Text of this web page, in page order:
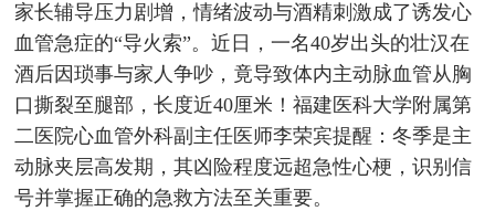
家长辅导压力剧增，情绪波动与酒精刺激成了诱发心
血管急症的“导火索”。近日，一名40岁出头的壮汉在
酒后因琐事与家人争吵，竟导致体内主动脉血管从胸
口撕裂至腿部，长度近40厘米！福建医科大学附属第
二医院心血管外科副主任医师李荣宾提醒：冬季是主
动脉夹层高发期，其凶险程度远超急性心梗，识别信
号并掌握正确的急救方法至关重要。